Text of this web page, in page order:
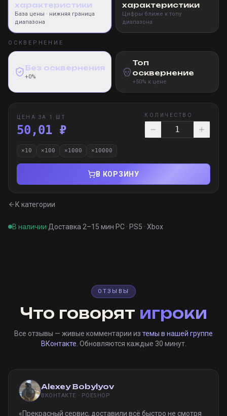
характеристики
База цены · нижняя граница
диапазона
характеристики
Цифры ближе к топу
диапазона
ОСКВЕРНЕНИЕ
Без осквернения
+0%
Топ
осквернение
+50% к цене
ЦЕНА ЗА 1 ШТ
50,01 ₽
КОЛИЧЕСТВО
×10 ×100 ×1000 ×10000
В КОРЗИНУ
К категории
В наличии·Доставка 2–15 мин·PC · PS5 · Xbox
ОТЗЫВЫ
Что говорят игроки
Все отзывы — живые комментарии из темы в нашей группе
ВКонтакте . Обновляются каждые 30 минут.
Alexey Bobylyov
ВКОНТАКТЕ · POESHOP
«Прекрасный сервис, доставили всё быстро не смотря